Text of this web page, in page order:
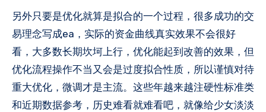
另外只要是优化就算是拟合的一个过程，很多成功的交
易理念写成ea，实际的资金曲线真实效果不会很好
看，大多数长期坎坷上行，优化能起到改善的效果，但
优化流程操作不当又会是过度拟合性质，所以谨慎对待
重大优化，微调才是主流。这些年越来越注硬性标准类
和近期数据参考，历史难看就难看吧，就像给少女淡淡